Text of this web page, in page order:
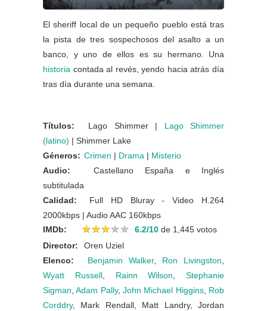
El sheriff local de un pequeño pueblo está tras
la pista de tres sospechosos del asalto a un
banco, y uno de ellos es su hermano. Una
historia contada al revés, yendo hacia atrás día
tras día durante una semana.
Títulos: Lago Shimmer | Lago Shimmer
(latino) | Shimmer Lake
Géneros: Crimen | Drama | Misterio
Audio:
Castellano España e Inglés
subtitulada
Calidad:
Full HD Bluray - Video H.264
2000kbps | Audio AAC 160kbps
IMDb:
★★★★★
★★★★★ 6.2/10 de 1,445 votos
Director:
Oren Uziel
Elenco:
Benjamin Walker, Ron Livingston,
Wyatt Russell, Rainn Wilson, Stephanie
Sigman,Adam Pally,John Michael Higgins, Rob
Corddry, Mark Rendall, Matt Landry, Jordan